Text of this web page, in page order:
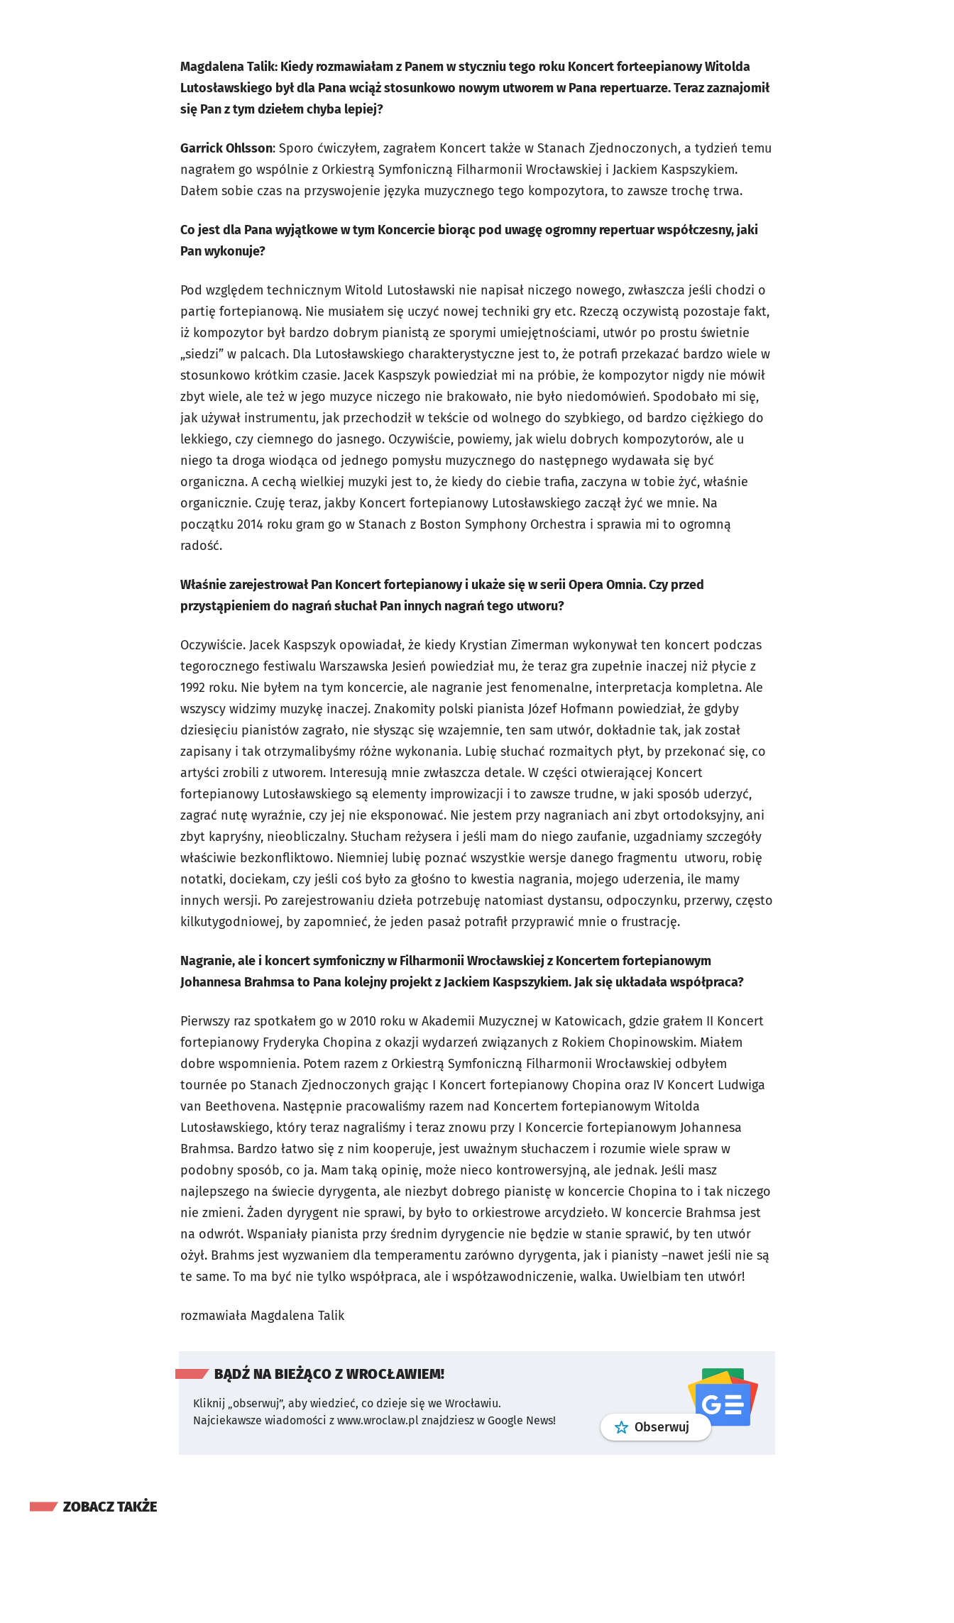
Magdalena Talik: Kiedy rozmawiałam z Panem w styczniu tego roku Koncert forteepianowy Witolda
Lutosławskiego był dla Pana wciąż stosunkowo nowym utworem w Pana repertuarze. Teraz zaznajomił
się Pan z tym dziełem chyba lepiej?
Garrick Ohlsson: Sporo ćwiczyłem, zagrałem Koncert także w Stanach Zjednoczonych, a tydzień temu
nagrałem go wspólnie z Orkiestrą Symfoniczną Filharmonii Wrocławskiej i Jackiem Kaspszykiem.
Dałem sobie czas na przyswojenie języka muzycznego tego kompozytora, to zawsze trochę trwa.
Co jest dla Pana wyjątkowe w tym Koncercie biorąc pod uwagę ogromny repertuar współczesny, jaki
Pan wykonuje?
Pod względem technicznym Witold Lutosławski nie napisał niczego nowego, zwłaszcza jeśli chodzi o
partię fortepianową. Nie musiałem się uczyć nowej techniki gry etc. Rzeczą oczywistą pozostaje fakt,
iż kompozytor był bardzo dobrym pianistą ze sporymi umiejętnościami, utwór po prostu świetnie
„siedzi” w palcach. Dla Lutosławskiego charakterystyczne jest to, że potrafi przekazać bardzo wiele w
stosunkowo krótkim czasie. Jacek Kaspszyk powiedział mi na próbie, że kompozytor nigdy nie mówił
zbyt wiele, ale też w jego muzyce niczego nie brakowało, nie było niedomówień. Spodobało mi się,
jak używał instrumentu, jak przechodził w tekście od wolnego do szybkiego, od bardzo ciężkiego do
lekkiego, czy ciemnego do jasnego. Oczywiście, powiemy, jak wielu dobrych kompozytorów, ale u
niego ta droga wiodąca od jednego pomysłu muzycznego do następnego wydawała się być
organiczna. A cechą wielkiej muzyki jest to, że kiedy do ciebie trafia, zaczyna w tobie żyć, właśnie
organicznie. Czuję teraz, jakby Koncert fortepianowy Lutosławskiego zaczął żyć we mnie. Na
początku 2014 roku gram go w Stanach z Boston Symphony Orchestra i sprawia mi to ogromną
radość.
Właśnie zarejestrował Pan Koncert fortepianowy i ukaże się w serii Opera Omnia. Czy przed
przystąpieniem do nagrań słuchał Pan innych nagrań tego utworu?
Oczywiście. Jacek Kaspszyk opowiadał, że kiedy Krystian Zimerman wykonywał ten koncert podczas
tegorocznego festiwalu Warszawska Jesień powiedział mu, że teraz gra zupełnie inaczej niż płycie z
1992 roku. Nie byłem na tym koncercie, ale nagranie jest fenomenalne, interpretacja kompletna. Ale
wszyscy widzimy muzykę inaczej. Znakomity polski pianista Józef Hofmann powiedział, że gdyby
dziesięciu pianistów zagrało, nie słysząc się wzajemnie, ten sam utwór, dokładnie tak, jak został
zapisany i tak otrzymalibyśmy różne wykonania. Lubię słuchać rozmaitych płyt, by przekonać się, co
artyści zrobili z utworem. Interesują mnie zwłaszcza detale. W części otwierającej Koncert
fortepianowy Lutosławskiego są elementy improwizacji i to zawsze trudne, w jaki sposób uderzyć,
zagrać nutę wyraźnie, czy jej nie eksponować. Nie jestem przy nagraniach ani zbyt ortodoksyjny, ani
zbyt kapryśny, nieobliczalny. Słucham reżysera i jeśli mam do niego zaufanie, uzgadniamy szczegóły
właściwie bezkonfliktowo. Niemniej lubię poznać wszystkie wersje danego fragmentu utworu, robię
notatki, dociekam, czy jeśli coś było za głośno to kwestia nagrania, mojego uderzenia, ile mamy
innych wersji. Po zarejestrowaniu dzieła potrzebuję natomiast dystansu, odpoczynku, przerwy, często
kilkutygodniowej, by zapomnieć, że jeden pasaż potrafił przyprawić mnie o frustrację.
Nagranie, ale i koncert symfoniczny w Filharmonii Wrocławskiej z Koncertem fortepianowym
Johannesa Brahmsa to Pana kolejny projekt z Jackiem Kaspszykiem. Jak się układała współpraca?
Pierwszy raz spotkałem go w 2010 roku w Akademii Muzycznej w Katowicach, gdzie grałem II Koncert
fortepianowy Fryderyka Chopina z okazji wydarzeń związanych z Rokiem Chopinowskim. Miałem
dobre wspomnienia. Potem razem z Orkiestrą Symfoniczną Filharmonii Wrocławskiej odbyłem
tournée po Stanach Zjednoczonych grając I Koncert fortepianowy Chopina oraz IV Koncert Ludwiga
van Beethovena. Następnie pracowaliśmy razem nad Koncertem fortepianowym Witolda
Lutosławskiego, który teraz nagraliśmy i teraz znowu przy I Koncercie fortepianowym Johannesa
Brahmsa. Bardzo łatwo się z nim kooperuje, jest uważnym słuchaczem i rozumie wiele spraw w
podobny sposób, co ja. Mam taką opinię, może nieco kontrowersyjną, ale jednak. Jeśli masz
najlepszego na świecie dyrygenta, ale niezbyt dobrego pianistę w koncercie Chopina to i tak niczego
nie zmieni. Żaden dyrygent nie sprawi, by było to orkiestrowe arcydzieło. W koncercie Brahmsa jest
na odwrót. Wspaniały pianista przy średnim dyrygencie nie będzie w stanie sprawić, by ten utwór
ożył. Brahms jest wyzwaniem dla temperamentu zarówno dyrygenta, jak i pianisty –nawet jeśli nie są
te same. To ma być nie tylko współpraca, ale i współzawodniczenie, walka. Uwielbiam ten utwór!
rozmawiała Magdalena Talik
BĄDŹ NA BIEŻĄCO Z WROCŁAWIEM!
Kliknij „obserwuj”, aby wiedzieć, co dzieje się we Wrocławiu.
Najciekawsze wiadomości z www.wroclaw.pl znajdziesz w Google News!
Obserwuj profilgoogle news
ZOBACZ TAKŻE